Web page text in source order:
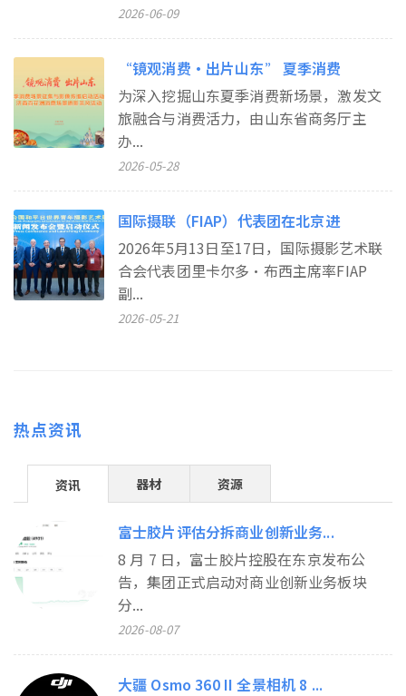
2026-06-09
“镜观消费・出片山东” 夏季消费
为深入挖掘山东夏季消费新场景，激发文
旅融合与消费活力，由山东省商务厅主
办...
2026-05-28
国际摄联（FIAP）代表团在北京进
2026年5月13日至17日，国际摄影艺术联
合会代表团里卡尔多•布西主席率FIAP
副...
2026-05-21
热点资讯
资讯 器材 资源
富士胶片评估分拆商业创新业务...
8 月 7 日，富士胶片控股在东京发布公
告，集团正式启动对商业创新业务板块
分...
2026-08-07
大疆 Osmo 360 II 全景相机 8 ...